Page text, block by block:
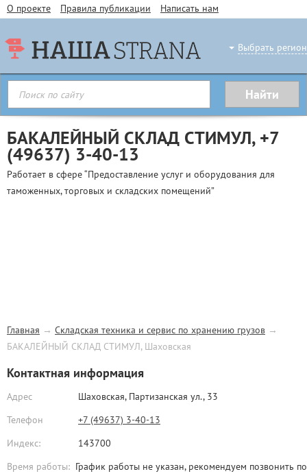
О проекте Правила публикации Написать нам
Выбрать регион
БАКАЛЕЙНЫЙ СКЛАД СТИМУЛ, +7
(49637) 3-40-13
Работает в сфере “Предоставление услуг и оборудования для
таможенных, торговых и складских помещений”
Главная → Складская техника и сервис по хранению грузов →
БАКАЛЕЙНЫЙ СКЛАД СТИМУЛ, Шаховская
Контактная информация
Адрес Шаховская, Партизанская ул., 33
Телефон
+7 (49637) 3-40-13
Индекс:
143700
Время работы: График работы не указан, рекомендуем позвонить по